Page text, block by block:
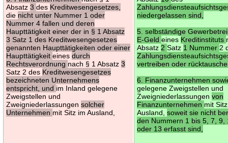
Absatz3des Kreditwesengesetzes,
die nicht unter Nummer 1 oder
Nummer 4 fallen und deren
Haupttätigkeit einer der in § 1 Absatz
3 Satz 1 des Kreditwesengesetzes
genannten Haupttätigkeiten oder einer
Haupttätigkeiteinesdurch
Rechtsverordnung nach § 1 Absatz3
Satz 2 des Kreditwesengesetzes
bezeichneten Unternehmens
entspricht, und im Inland gelegene
Zweigstellen und
Zweigniederlassungensolcher
Unternehmen mit Sitz im Ausland,
niedergelassen sind,
5. selbständige
E-Geldeines Kreditinstituts
Absatz 2Satz 1 Nummer 2
vertreiben oder
6. Finanzunternehmen
gelegene Zweigstellen und
Zweigniederlassungenvon
Finanzunternehmen mit
Ausland,soweit sie nicht
den Nummern 1 bis 5, 7, 9,
oder 13 erfasst sind,